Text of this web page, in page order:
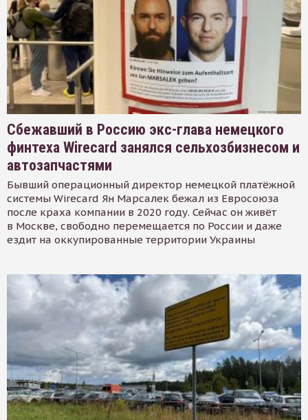
Сбежавший в Россию экс-глава немецкого
финтеха Wirecard занялся сельхозбизнесом и
автозапчастями
Бывший операционный директор немецкой платёжной
системы Wirecard Ян Марсалек бежал из Евросоюза
после краха компании в 2020 году. Сейчас он живёт
в Москве, свободно перемещается по России и даже
ездит на оккупированные территории Украины